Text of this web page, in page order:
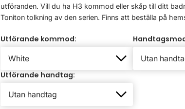
utföranden. Vill du ha H3 kommod eller skåp till ditt
Toniton tolkning av den serien. Finns att beställa på
Utförande kommod:
Utförande handtag: